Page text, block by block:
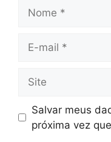
mail
Salvar meus
próxima vez